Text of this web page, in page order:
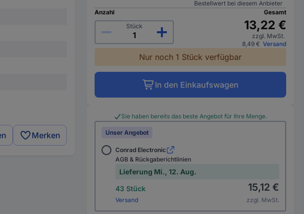
Merken
Bestellwert bei diesem Anbieter
Anzahl
Stück
Gesamt
13,22 €
zzgl. MwSt.
8,49 € Versand
Nur noch 1 Stück verfügbar
In den Einkaufswagen
Sie haben bereits das beste Angebot für Ihre Menge.
Unser Angebot
Conrad Electronic
AGB & Rückgaberichtlinien
Lieferung Mi., 12. Aug.
43 Stück
Versand
15,12 €
zzgl. MwSt.